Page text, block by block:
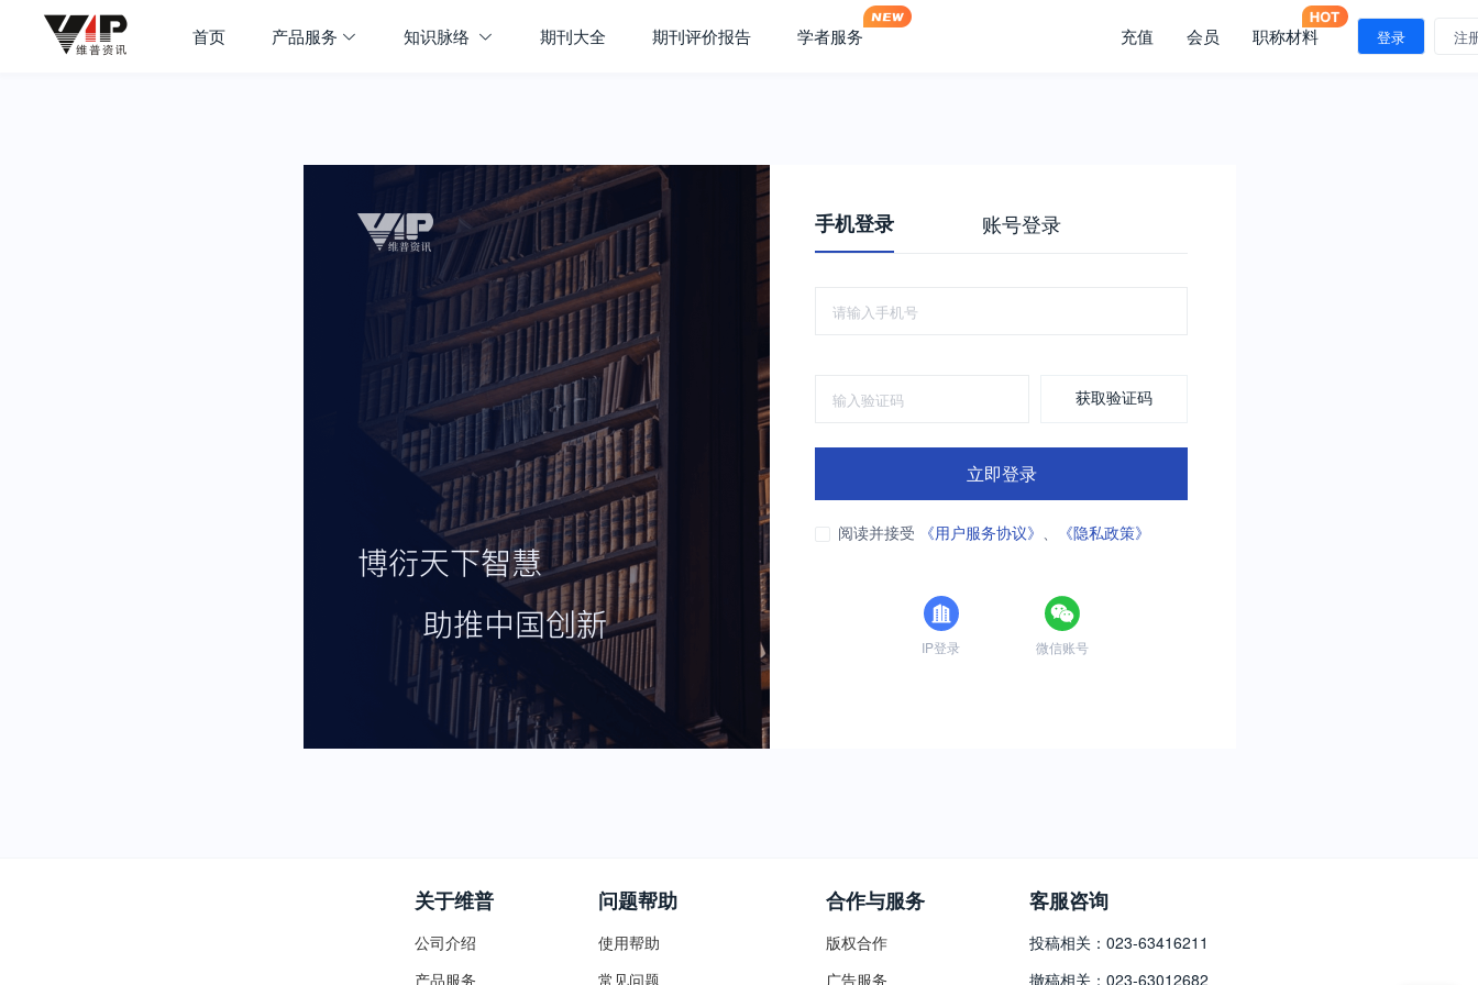
首页 产品服务 知识脉络 期刊大全 期刊评价报告 学者服务 充值 会员 职称材料 登录 注
手机登录 账号登录
获取验证码
立即登录
阅读并接受 《用户服务协议》 、 《隐私政策》
IP登录 微信账号
关于维普
公司介绍
产品服务
问题帮助
使用帮助
常见问题
合作与服务
版权合作
广告服务
客服咨询
投稿相关：023-63416211
撤稿相关：023-63012682